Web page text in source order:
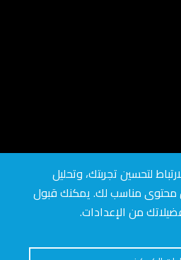
لتحسين تجربتك، وتحليل
محتوى مناسب لك. يمكنك قبول
من الإعدادات.